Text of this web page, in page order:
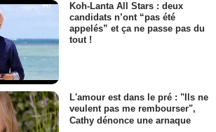
Koh-Lanta All Stars : deux
candidats n’ont “pas été
appelés” et ça ne passe pas du
tout !
L'amour est dans le pré : "Ils ne
veulent pas me rembourser",
Cathy dénonce une arnaque